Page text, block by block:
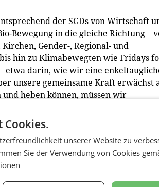
der SGDs von Wirtschaft
Bewegung in die gleiche Richtung –
Gender-, Regional- und
hin zu Klimabewegten wie Fridays
etwa darin, wie wir eine
unsere gemeinsame Kraft erwächst
heben können, müssen wir
zu Löwenstein,
„Bio befindet sich schon heute in
enormen Herausforderungen
Bewegungen noch trennt, die
Cookies.
unserer Website zu
Sie der Verwendung von Cookies